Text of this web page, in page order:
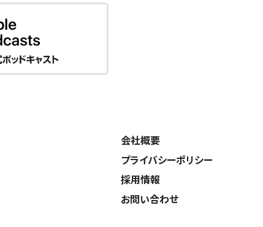
会社概要
プライバシーポリシー
採用情報
お問い合わせ